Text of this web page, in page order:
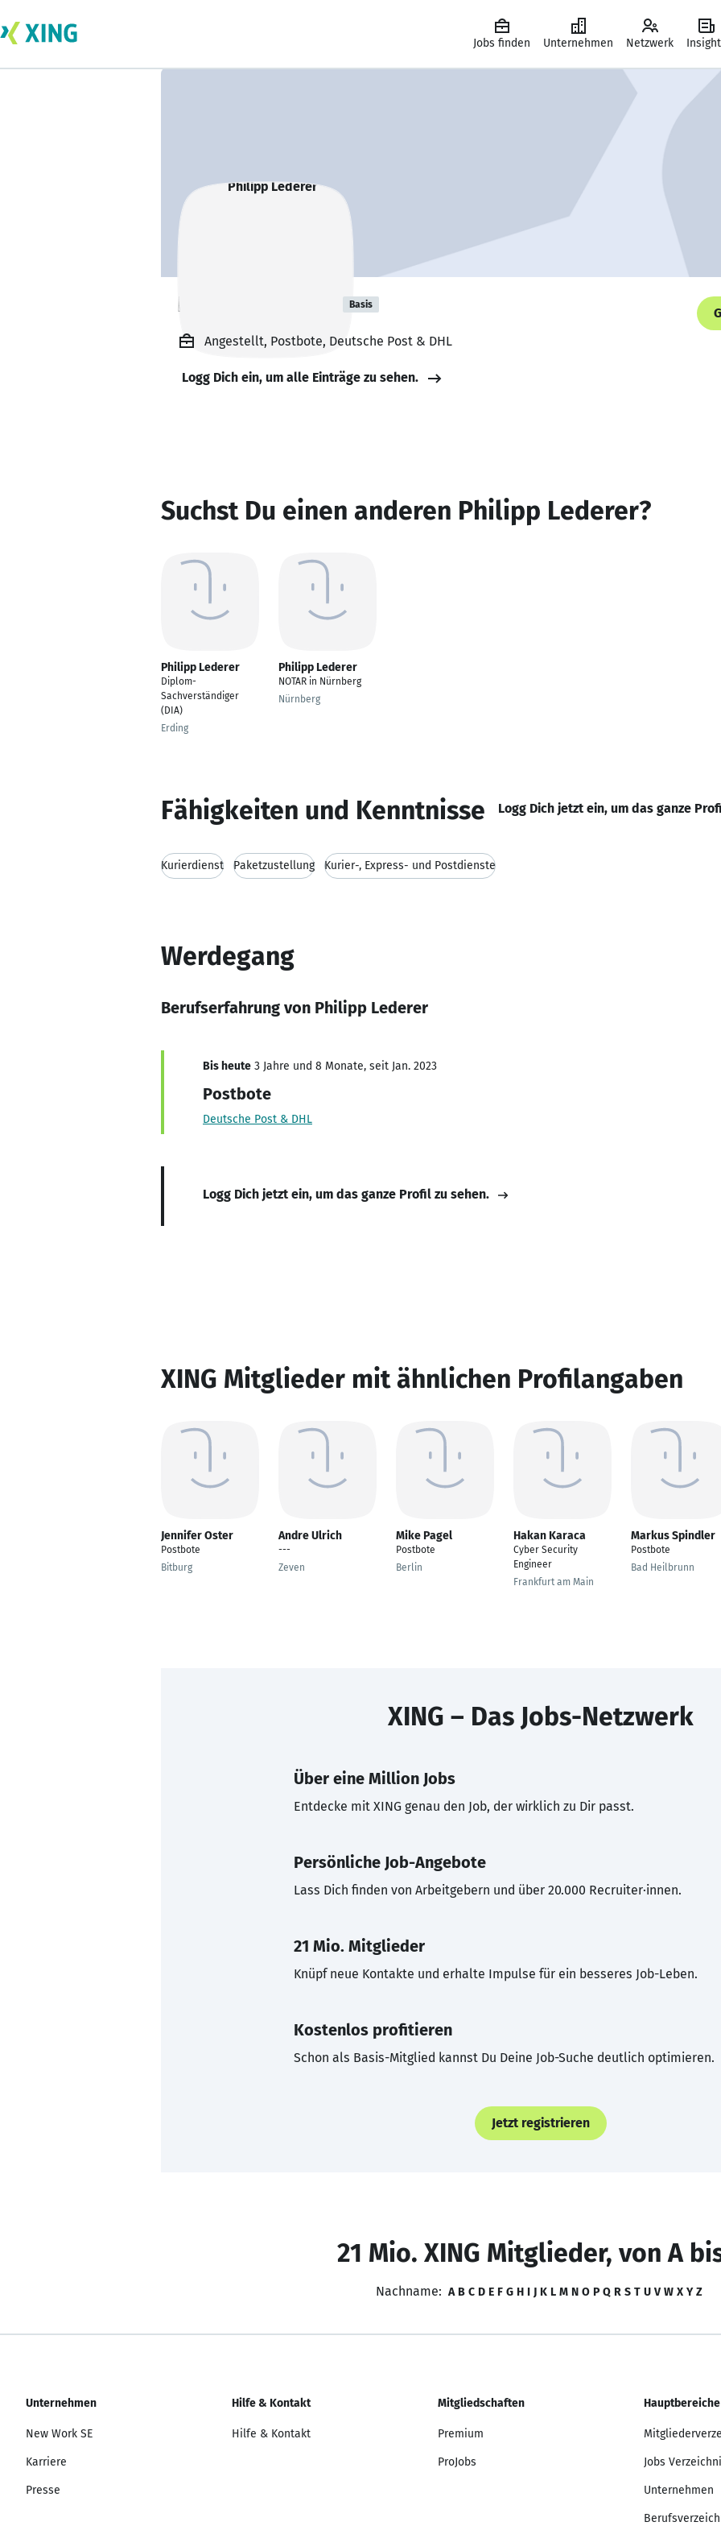
Jobs finden Unternehmen Netzwerk
Philipp Lederer Basis
Angestellt, Postbote, Deutsche Post & DHL
Logg Dich ein, um alle Einträge zu sehen.
Suchst Du einen anderen Philipp Lederer?
Philipp Lederer
Diplom-
Sachverständiger
(DIA)
Erding
Philipp Lederer
NOTAR in Nürnberg
Nürnberg
Fähigkeiten und Kenntnisse Logg Dich jetzt ein, um das ganze
Kurierdienst Paketzustellung Kurier-, Express- und Postdienste
Werdegang
Berufserfahrung von Philipp Lederer
Bis heute 3 Jahre und 8 Monate, seit Jan. 2023
Postbote
Deutsche Post & DHL
Logg Dich jetzt ein, um das ganze Profil zu sehen.
XING Mitglieder mit ähnlichen Profilangaben
Jennifer Oster
Postbote
Bitburg
Andre Ulrich
---
Zeven
Mike Pagel
Postbote
Berlin
Hakan Karaca
Cyber Security
Engineer
Frankfurt am Main
Markus Spindler
Postbote
Bad Heilbrunn
XING – Das Jobs-Netzwerk
Über eine Million Jobs
Entdecke mit XING genau den Job, der wirklich zu Dir passt.
Persönliche Job-Angebote
Lass Dich finden von Arbeitgebern und über 20.000 Recruiter·innen.
21 Mio. Mitglieder
Knüpf neue Kontakte und erhalte Impulse für ein besseres Job-Leben.
Kostenlos profitieren
Schon als Basis-Mitglied kannst Du Deine Job-Suche deutlich optimieren.
Jetzt registrieren
21 Mio. XING Mitglieder, von A
Nachname: A B C D E F G H I J K L M N O P Q R S T U V W X Y Z
Unternehmen
New Work SE
Karriere
Presse
Hilfe & Kontakt
Hilfe & Kontakt
Mitgliedschaften
Premium
ProJobs
Hauptbereiche
Jobs
Unternehmen